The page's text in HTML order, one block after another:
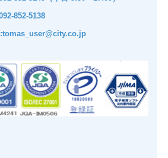
852-5138